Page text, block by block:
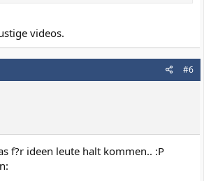
videos.
#6
f?r ideen leute halt kommen.. :P